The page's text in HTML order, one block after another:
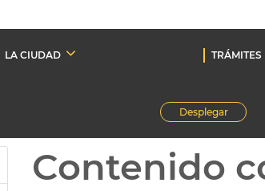
LA CIUDAD TRÁMITES
Desplegar
Contenido